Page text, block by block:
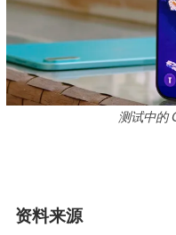
测试中的
资料来源